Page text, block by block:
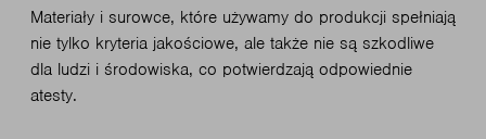
Materiały i surowce, które używamy do produkcji spełniają
nie tylko kryteria jakościowe, ale także nie są szkodliwe
dla ludzi i środowiska, co potwierdzają odpowiednie
atesty.